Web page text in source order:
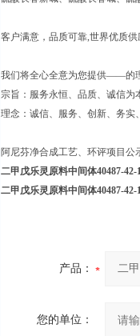
客户满意，品质可靠,世界优质
我们将全心全意为您提供——的
宗旨：服务永恒、品质、诚信
理念：诚信、服务、创新、务实
阿尼芬净合成工艺、环评项目
二甲戊乐灵原料中间体40487-42-
二甲戊乐灵原料中间体40487-42-
产品：
您的单位：